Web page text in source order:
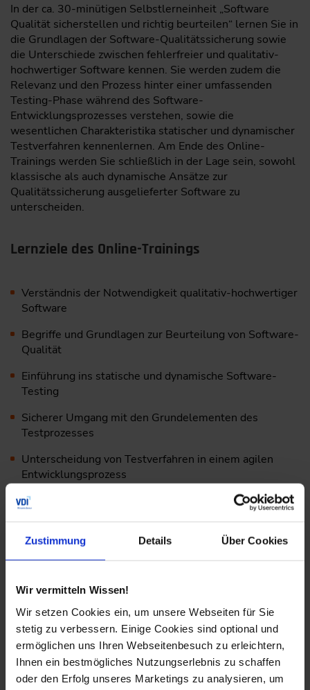
Zustimmung Details Über Cookies
Wir vermitteln Wissen!
Wir setzen Cookies ein, um unsere Webseiten für Sie
stetig zu verbessern. Einige Cookies sind optional und
ermöglichen uns Ihren Webseitenbesuch zu erleichtern,
Ihnen ein bestmögliches Nutzungserlebnis zu schaffen
oder den Erfolg unseres Marketings zu analysieren, um
In der ca. 30-minütigen Selbstlerneinheit „Software
Qualität sicherstellen und richtig beurteilen“ lernen Sie in
die Grundlagen der Software-Qualitätssicherung sowie
die Unterschiede zwischen fehlerfreier und qualitativ-
hochwertiger Software kennen. Sie werden zudem die
Relevanz und den Prozess hinter einer umfassenden
Testing-Phase während des Software-
Entwicklungsprozesses verstehen, sowie die
wesentlichen Charakteristika statischer und dynamischer
Testverfahren kennenlernen. Am Ende des Online-
Trainings werden Sie schließlich in der Lage sein, sowohl
klassische als auch dynamische Ansätze zur
Qualitätssicherung ausgelieferter Software zu
unterscheiden.
Lernziele des Online-Trainings
Verständnis der Notwendigkeit qualitativ-hochwertiger
Software
Begriffe und Grundlagen zur Beurteilung von Software-
Qualität
Einführung ins statische und dynamische Software-
Testing
Sicherer Umgang mit den Grundelementen des
Testprozesses
Unterscheidung von Testverfahren in einem agilen
Entwicklungsprozess
Verständnis zu den 4 typischen Testebenen
Wer sollte teilnehmen?
Der Specialist TOC „Automotive Software Project
Qualität sicherstellen und richtig beurteilen“ richtet sich
an Fach- und Führungskräfte aus der Automobilbranche
und der Elektrotechnik, die sich mit E/E-Systemen und
Softwareentwicklung befassen möchten. Angesprochen
sind insbesondere: